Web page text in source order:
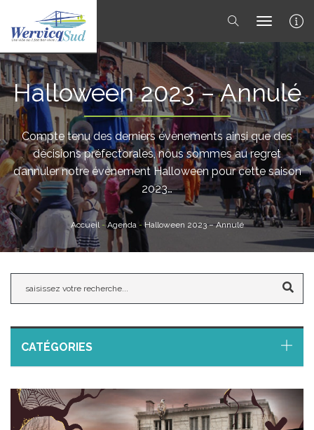
toggle
Halloween 2023 – Annulé
Compte tenu des derniers évènements ainsi que des
décisions préfectorales, nous sommes au regret
d’annuler notre évènement Halloween pour cette saison
2023…
Accueil - Agenda - Halloween 2023 – Annulé
CATÉGORIES